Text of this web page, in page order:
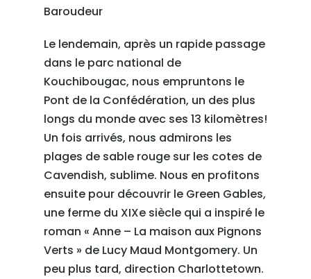
Le lendemain, après un rapide passage
dans le parc national de
Kouchibougac, nous empruntons le
Pont de la Confédération, un des plus
longs du monde avec ses 13 kilomètres!
Un fois arrivés, nous admirons les
plages de sable rouge sur les cotes de
Cavendish, sublime. Nous en profitons
ensuite pour découvrir le Green Gables,
une ferme du XIXe siècle qui a inspiré le
roman « Anne – La maison aux Pignons
Verts » de Lucy Maud Montgomery. Un
peu plus tard, direction Charlottetown.